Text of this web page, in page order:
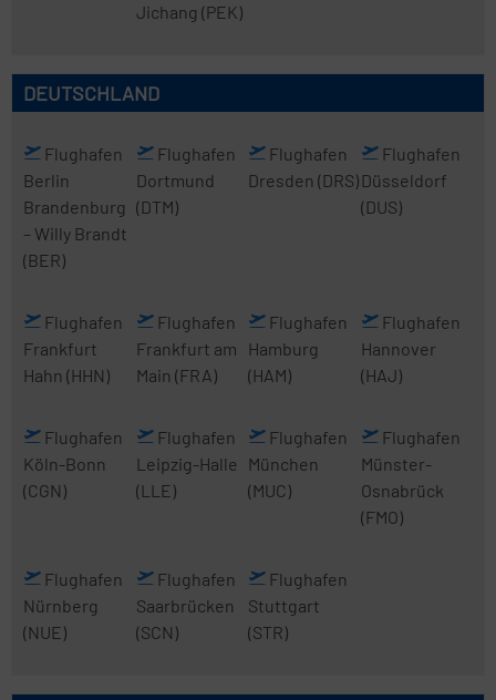
Jichang (PEK)
DEUTSCHLAND
Flughafen
Berlin
Brandenburg
– Willy Brandt
(BER)
Flughafen
Dortmund
(DTM)
Flughafen
Dresden (DRS)
Flughafen
Düsseldorf
(DUS)
Flughafen
Frankfurt
Hahn (HHN)
Flughafen
Frankfurt am
Main (FRA)
Flughafen
Hamburg
(HAM)
Flughafen
Hannover
(HAJ)
Flughafen
Köln-Bonn
(CGN)
Flughafen
Leipzig-Halle
(LLE)
Flughafen
München
(MUC)
Flughafen
Münster-
Osnabrück
(FMO)
Flughafen
Nürnberg
(NUE)
Flughafen
Saarbrücken
(SCN)
Flughafen
Stuttgart
(STR)